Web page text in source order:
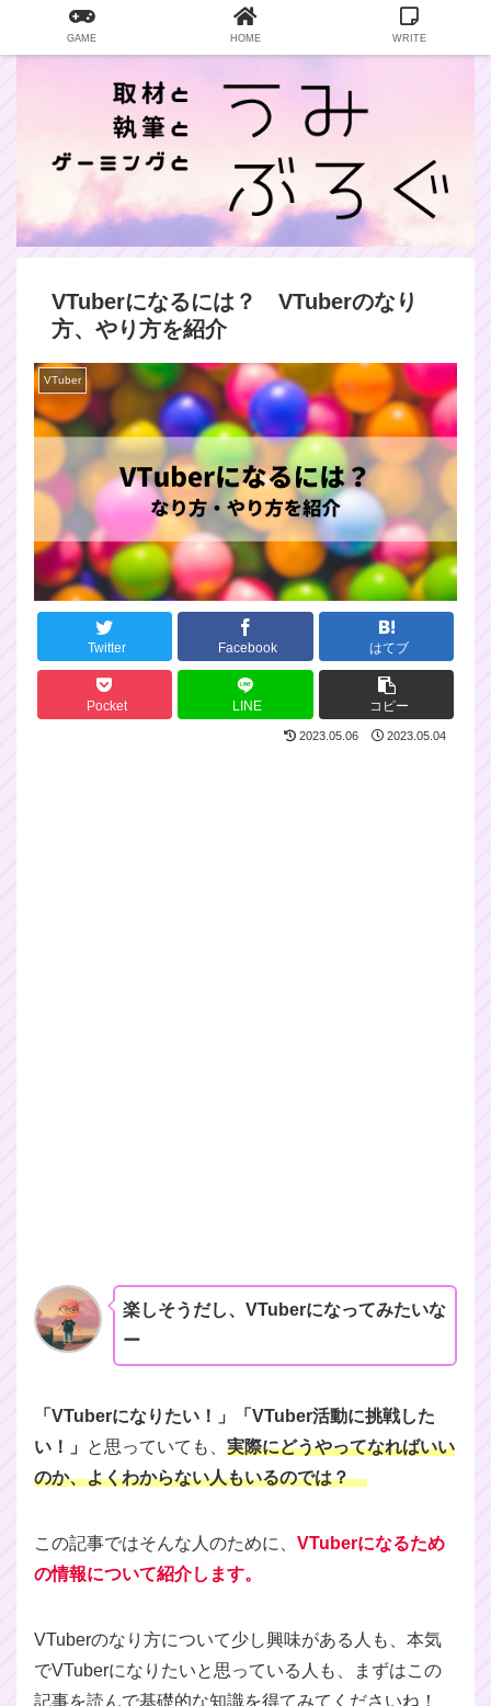
VTuberになるには？ VTuberのなり
方、やり方を紹介
VTuber
Twitter Facebook はてブ
Pocket LINE コピー
2023.05.06 2023.05.04
楽しそうだし、VTuberになってみたいな
ー
「VTuberになりたい！」「VTuber活動に挑戦した
い！」
と思っていても、 実際にどうやってなればいい
のか、よくわからない人もいるのでは？
この記事ではそんな人のために、 VTuberになるため
の情報について紹介します。
VTuberのなり方について少し興味がある人も、本気
でVTuberになりたいと思っている人も、まずはこの
記事を読んで基礎的な知識を得てみてくださいね！
GAME HOME WRITE